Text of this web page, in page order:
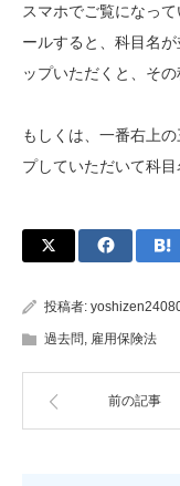
スマホでご覧になっ
ールすると、科目名
ップいただくと、そ
もしくは、一番右上
プしていただいて科
投稿者:
過去問, 雇用保険法
前の記事